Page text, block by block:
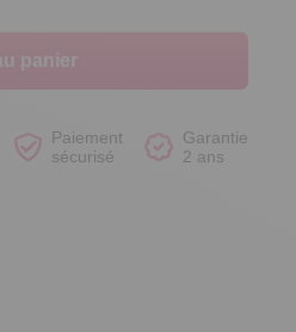
panier
Paiement
sécurisé
Garantie
2 ans